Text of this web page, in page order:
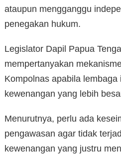
ataupun mengganggu
penegakan hukum.
Legislator Dapil Papua
mempertanyakan
Kompolnas apabila
kewenangan yang lebih
Menurutnya, perlu ada
pengawasan agar tidak
kewenangan yang justru